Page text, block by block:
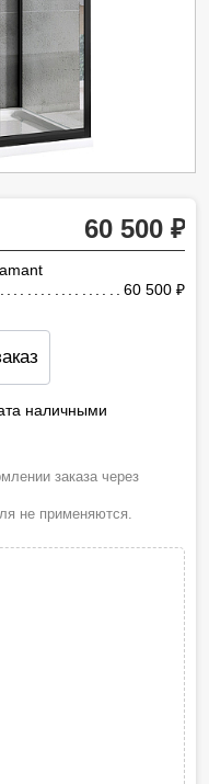
60 500
60 500
наличными
заказа через
не применяются.